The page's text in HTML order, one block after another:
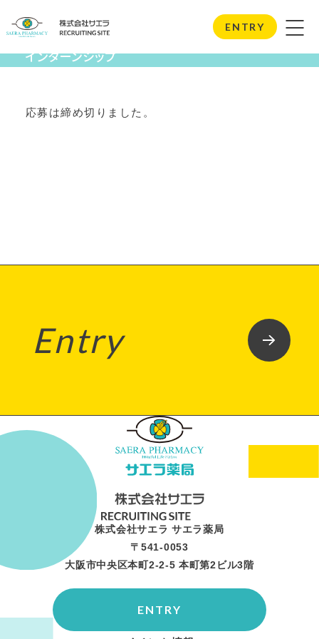
ENTRY
Internship
インターンシップ
応募は締め切りました。
Entry
株式会社サエラ サエラ薬局
〒541-0053
大阪市中央区本町2-2-5 本町第2ビル3階
ENTRY